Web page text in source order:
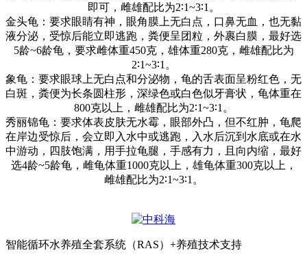
即可，雌雄配比为2∶1~3∶1 。
金头龟：要求眼睛有神，眼角膜上无白点，口鼻无血，也无黏
液分泌，受惊后能立即逃跑，粪便呈团粒，外裹白膜，最好选
5龄~6龄龟，要求雌体重450克，雄体重280克，雌雄配比为
2∶1~3∶1 。
象龟：要求眼球上无白点和分泌物，龟的舌表面呈粉红色，无
白斑，粪便为长条圆柱形，深绿色或白色似牙膏状，龟体重在
800克以上，雌雄配比为2∶1~3∶1 。
秀丽锦龟：要求体表皮肤无水霉，眼部外凸，但不红肿，龟爬
在岸边受惊后，会立即入水中或逃跑，入水后沉到水底或在水
中游动，四肢饱满，用手拉龟腿，手感有力，且向内缩，最好
选4龄~5龄龟，雌龟体重1000克以上，雄龟体重300克以上，
雌雄配比为2∶1~3∶1 。
智能循环水养殖全套系统（RAS）+养殖技术支持